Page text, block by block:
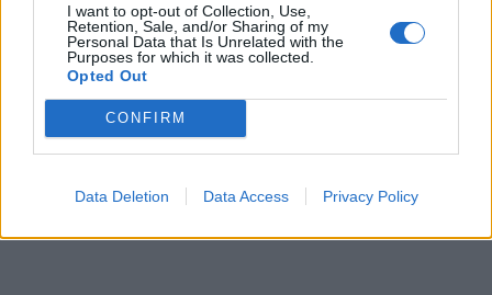
I want to opt-out of Collection, Use,
Retention, Sale, and/or Sharing of my
Personal Data that Is Unrelated with the
Purposes for which it was collected.
Opted Out
CONFIRM
Data Deletion Data Access Privacy Policy